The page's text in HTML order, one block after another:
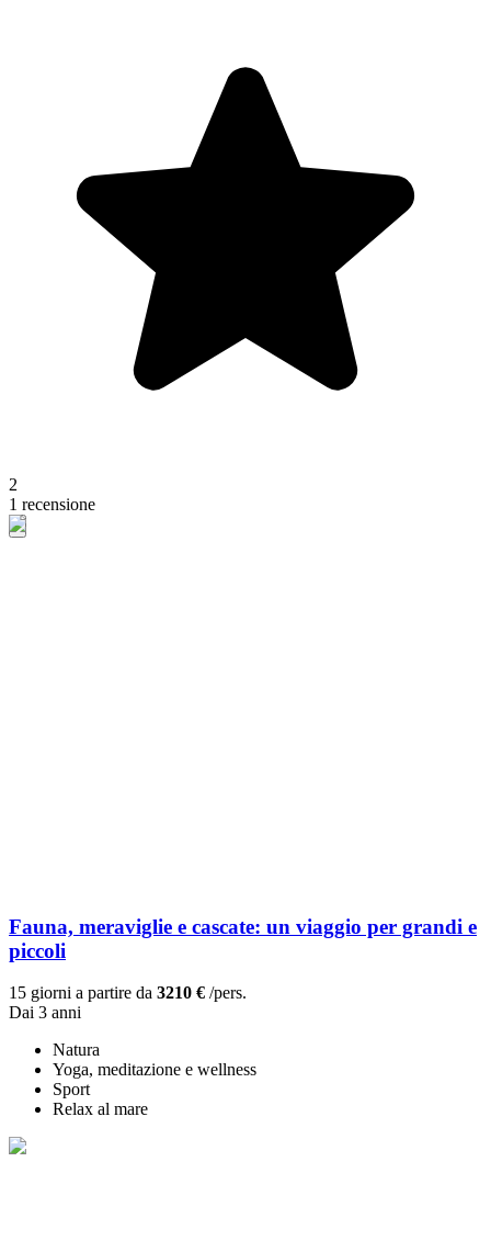
2
1 recensione
Fauna, meraviglie e cascate: un viaggio per grandi e
piccoli
15 giorni a partire da 3210 € /pers.
Dai 3 anni
Natura
Yoga, meditazione e wellness
Sport
Relax al mare